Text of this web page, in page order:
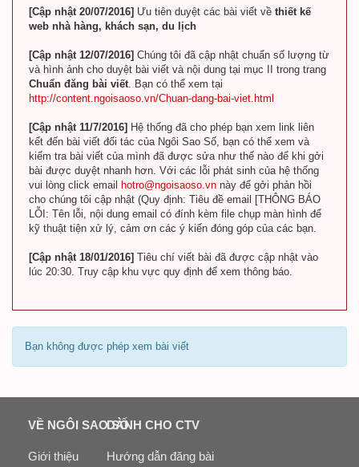
[Cập nhật 20/07/2016] Ưu tiên duyệt các bài viết về thiết kế
web nhà hàng, khách sạn, du lịch
[Cập nhật 12/07/2016] Chúng tôi đã cập nhật chuẩn số lượng từ
và hình ảnh cho duyệt bài viết và nội dung tại mục II trong trang
Chuẩn đăng bài viết. Bạn có thể xem tại
http://content.ngoisaoso.vn/Chuan-dang-bai-viet.html
[Cập nhật 11/7/2016] Hệ thống đã cho phép bạn xem link liên
kết đến bài viết đối tác của Ngôi Sao Số, bạn có thể xem và
kiểm tra bài viết của mình đã được sửa như thế nào để khi gởi
bài được duyệt nhanh hơn. Với các lỗi phát sinh của hệ thống
vui lòng click email
hotro@ngoisaoso.vn này để gởi phản hồi
cho chúng tôi cập nhật (Quy định: Tiêu đề email [THÔNG BÁO
LỖI: Tên lỗi, nội dung email có đính kèm file chụp màn hình để
kỹ thuật tiện xử lý, cảm ơn các ý kiến đóng góp của các bạn.
[Cập nhật 18/01/2016] Tiêu chí viết bài đã được cập nhật vào
lúc 20:30. Truy cập khu vực quy định để xem thông báo.
Bạn không được phép xem bài viết
VỀ NGÔI SAO SỐ
Giới thiệu
DÀNH CHO CTV
Hướng dẫn đăng bài